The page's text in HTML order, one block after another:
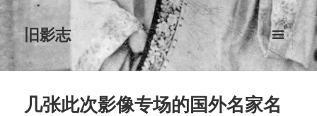
旧影志
菜单和
挂件
几张此次影像专场的国外名家名